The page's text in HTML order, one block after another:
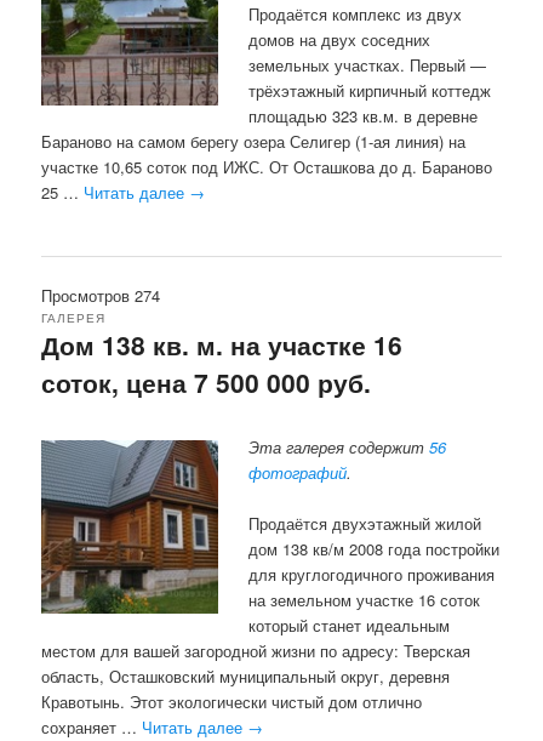
Продаётся комплекс из двух
домов на двух соседних
земельных участках. Первый —
трёхэтажный кирпичный коттедж
площадью 323 кв.м. в деревне
Бараново на самом берегу озера Селигер (1-ая линия) на
участке 10,65 соток под ИЖС. От Осташкова до д. Бараново
25 … Читать далее →
Просмотров 274
Дом 138 кв. м. на участке 16
соток, цена 7 500 000 руб.
ГАЛЕРЕЯ
Эта галерея содержит56
фотографий.
Продаётся двухэтажный жилой
дом 138 кв/м 2008 года постройки
для круглогодичного проживания
на земельном участке 16 соток
который станет идеальным
местом для вашей загородной жизни по адресу: Тверская
область, Осташковский муниципальный округ, деревня
Кравотынь. Этот экологически чистый дом отлично
сохраняет … Читать далее →